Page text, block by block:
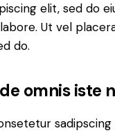
elit, sed do
Ut vel
do.
omnis iste